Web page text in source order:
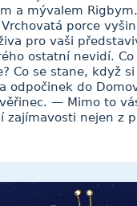
a mývalem
porce
pro vaši
ostatní nevidí.
Co se stane, když
odpočinek do
— Mimo to
zajímavosti nejen z